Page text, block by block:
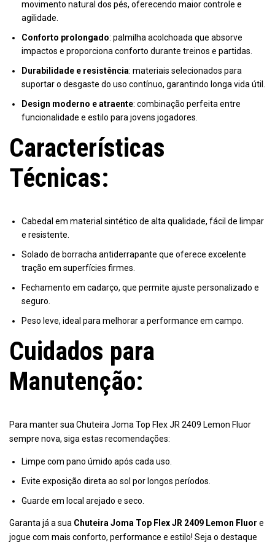
movimento natural dos pés, oferecendo maior controle e
agilidade.
Conforto prolongado: palmilha acolchoada que absorve
impactos e proporciona conforto durante treinos e partidas.
Durabilidade e resistência: materiais selecionados para
suportar o desgaste do uso contínuo, garantindo longa vida útil.
Design moderno e atraente: combinação perfeita entre
funcionalidade e estilo para jovens jogadores.
Características
Técnicas:
Cabedal em material sintético de alta qualidade, fácil de limpar
e resistente.
Solado de borracha antiderrapante que oferece excelente
tração em superfícies firmes.
Fechamento em cadarço, que permite ajuste personalizado e
seguro.
Peso leve, ideal para melhorar a performance em campo.
Cuidados para
Manutenção:
Para manter sua Chuteira Joma Top Flex JR 2409 Lemon Fluor
sempre nova, siga estas recomendações:
Limpe com pano úmido após cada uso.
Evite exposição direta ao sol por longos períodos.
Guarde em local arejado e seco.
Garanta já a sua Chuteira Joma Top Flex JR 2409 Lemon Fluor e
jogue com mais conforto, performance e estilo! Seja o destaque